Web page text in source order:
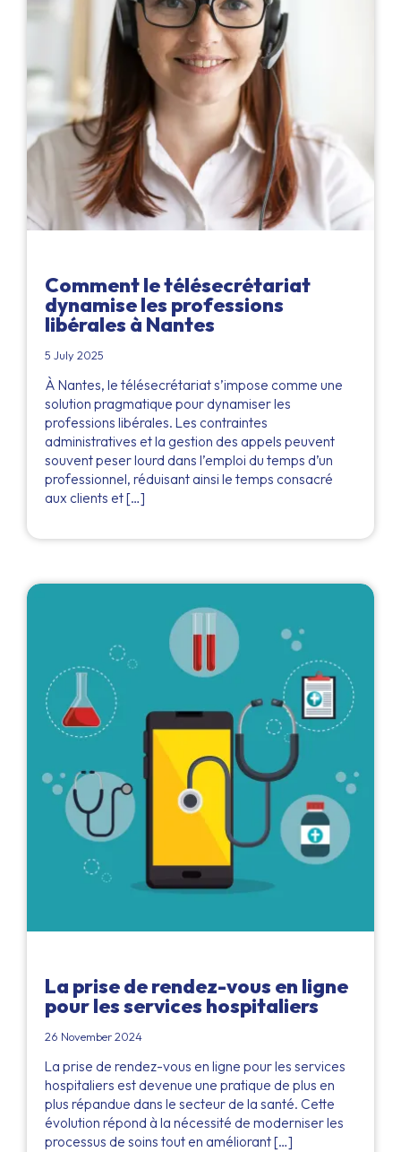
Comment le télésecrétariat
dynamise les professions
libérales à Nantes
5 July 2025
À Nantes, le télésecrétariat s’impose comme une
solution pragmatique pour dynamiser les
professions libérales. Les contraintes
administratives et la gestion des appels peuvent
souvent peser lourd dans l’emploi du temps d’un
professionnel, réduisant ainsi le temps consacré
aux clients et […]
La prise de rendez-vous en ligne
pour les services hospitaliers
26 November 2024
La prise de rendez-vous en ligne pour les services
hospitaliers est devenue une pratique de plus en
plus répandue dans le secteur de la santé. Cette
évolution répond à la nécessité de moderniser les
processus de soins tout en améliorant […]